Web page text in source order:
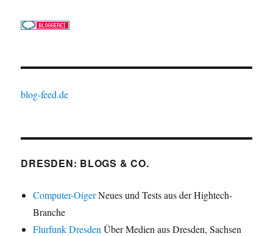
blog-feed.de
DRESDEN: BLOGS & CO.
Computer-OigerNeues und Tests aus der Hightech-
Branche
Flurfunk DresdenÜber Medien aus Dresden, Sachsen